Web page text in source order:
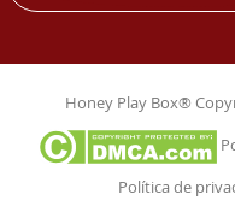
Honey Play Box®
Política de